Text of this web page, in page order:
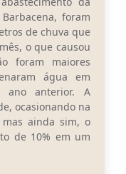
foram
de chuva que
o que causou
foram maiores
água em
ano anterior. A
ocasionando na
ainda sim, o
de 10% em um